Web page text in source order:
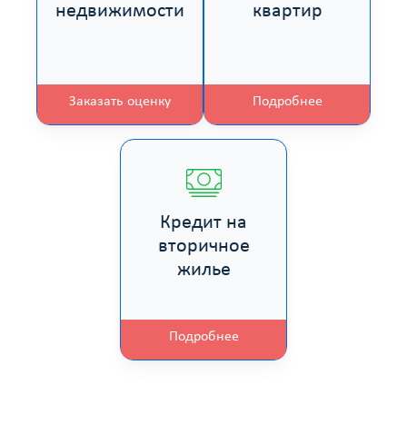
недвижимости
Заказать оценку
квартир
Подробнее
Кредит на
вторичное
жилье
Подробнее